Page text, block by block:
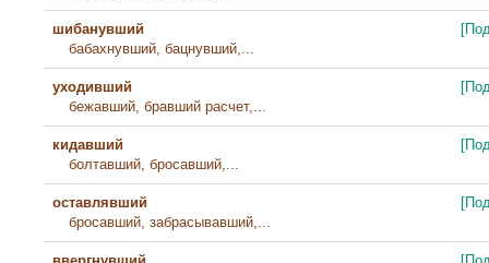
шибанувший
бабахнувший, бацнувший,...
уходивший
бежавший, бравший расчет,...
кидавший
болтавший, бросавший,...
оставлявший
бросавший, забрасывавший,...